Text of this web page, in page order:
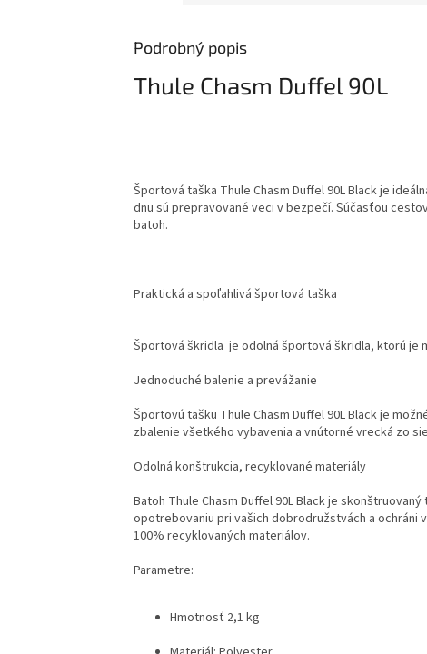
Podrobný popis
Thule Chasm Duffel 90L
Športová taška Thule Chasm Duffel 90L Black je
dnu sú prepravované veci v bezpečí. Súčasťou
batoh.
Praktická a spoľahlivá športová taška
Športová škridla je odolná športová škridla, ktorú je
Jednoduché balenie a prevážanie
Športovú tašku Thule Chasm Duffel 90L Black je
zbalenie všetkého vybavenia a vnútorné vrecká zo
Odolná konštrukcia, recyklované materiály
Batoh Thule Chasm Duffel 90L Black je
opotrebovaniu pri vašich dobrodružstvách a ochráni
100% recyklovaných materiálov.
Parametre:
Hmotnosť 2,1 kg